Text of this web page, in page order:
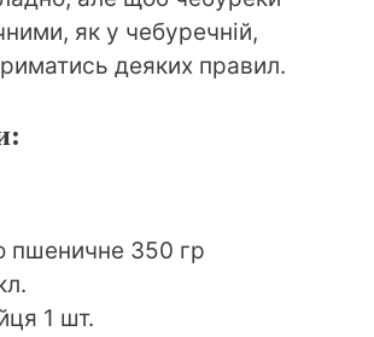
як у чебуречній,
деяких правил.
пшеничне 350 гр
1 шт.